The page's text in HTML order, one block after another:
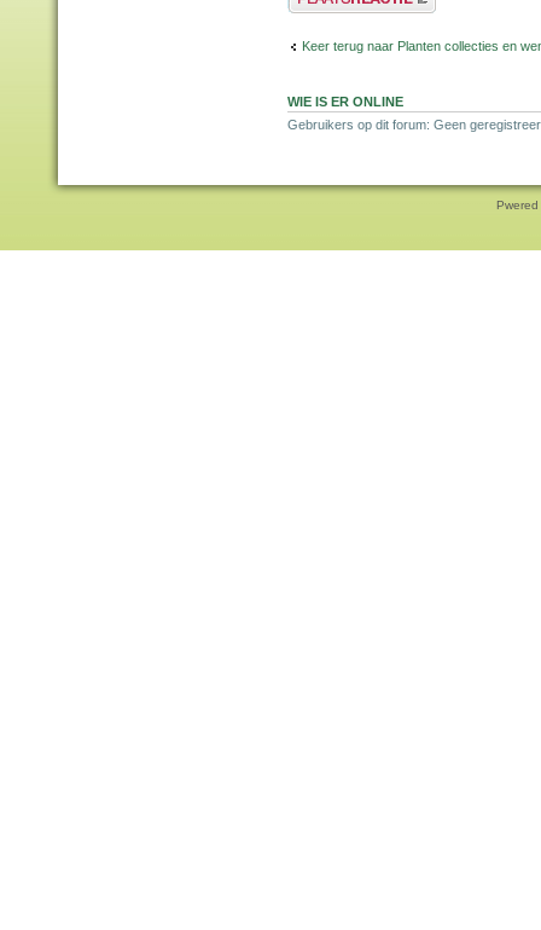
Keer terug naar Planten collecties en
WIE IS ER ONLINE
Gebruikers op dit forum: Geen